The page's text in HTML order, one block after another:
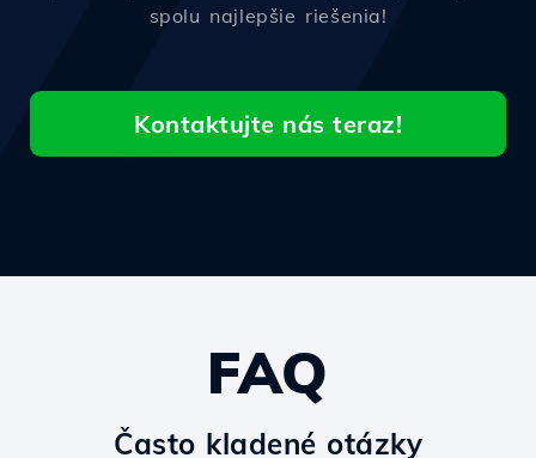
spolu najlepšie riešenia!
Kontaktujte nás teraz!
FAQ
Často kladené otázky